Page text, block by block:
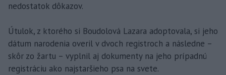
nedostatok dôkazov.
Útulok, z ktorého si Boudolová Lazara adoptovala, si jeho
dátum narodenia overil v dvoch registroch a následne –
skôr zo žartu – vyplnil aj dokumenty na jeho prípadnú
registráciu ako najstaršieho psa na svete.